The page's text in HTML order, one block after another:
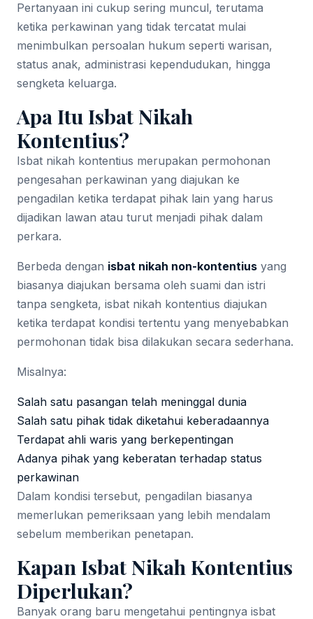
Pertanyaan ini cukup sering muncul, terutama
ketika perkawinan yang tidak tercatat mulai
menimbulkan persoalan hukum seperti warisan,
status anak, administrasi kependudukan, hingga
sengketa keluarga.
Apa Itu Isbat Nikah
Kontentius?
Isbat nikah kontentius merupakan permohonan
pengesahan perkawinan yang diajukan ke
pengadilan ketika terdapat pihak lain yang harus
dijadikan lawan atau turut menjadi pihak dalam
perkara.
Berbeda dengan isbat nikah non-kontentius yang
biasanya diajukan bersama oleh suami dan istri
tanpa sengketa, isbat nikah kontentius diajukan
ketika terdapat kondisi tertentu yang menyebabkan
permohonan tidak bisa dilakukan secara sederhana.
Misalnya:
Salah satu pasangan telah meninggal dunia
Salah satu pihak tidak diketahui keberadaannya
Terdapat ahli waris yang berkepentingan
Adanya pihak yang keberatan terhadap status
perkawinan
Dalam kondisi tersebut, pengadilan biasanya
memerlukan pemeriksaan yang lebih mendalam
sebelum memberikan penetapan.
Kapan Isbat Nikah Kontentius
Diperlukan?
Banyak orang baru mengetahui pentingnya isbat